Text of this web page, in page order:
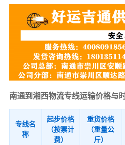
南通到湘西物流专线运输价格与时
专线名
称
起步价格
（按票计
费）
重货价格
（重量公
斤）